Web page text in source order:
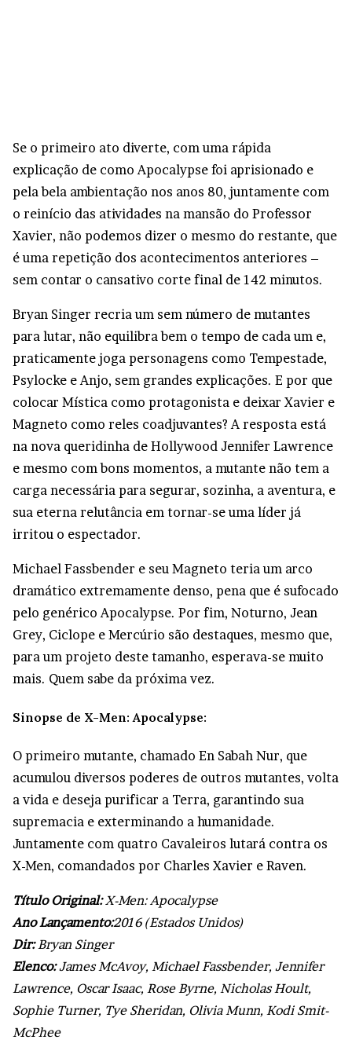
Se o primeiro ato diverte, com uma rápida
explicação de como Apocalypse foi aprisionado e
pela bela ambientação nos anos 80, juntamente com
o reinício das atividades na mansão do Professor
Xavier, não podemos dizer o mesmo do restante, que
é uma repetição dos acontecimentos anteriores –
sem contar o cansativo corte final de 142 minutos.
Bryan Singer recria um sem número de mutantes
para lutar, não equilibra bem o tempo de cada um e,
praticamente joga personagens como Tempestade,
Psylocke e Anjo, sem grandes explicações. E por que
colocar Mística como protagonista e deixar Xavier e
Magneto como reles coadjuvantes? A resposta está
na nova queridinha de Hollywood Jennifer Lawrence
e mesmo com bons momentos, a mutante não tem a
carga necessária para segurar, sozinha, a aventura, e
sua eterna relutância em tornar-se uma líder já
irritou o espectador.
Michael Fassbender e seu Magneto teria um arco
dramático extremamente denso, pena que é sufocado
pelo genérico Apocalypse. Por fim, Noturno, Jean
Grey, Ciclope e Mercúrio são destaques, mesmo que,
para um projeto deste tamanho, esperava-se muito
mais. Quem sabe da próxima vez.
Sinopse de X-Men: Apocalypse:
O primeiro mutante, chamado En Sabah Nur, que
acumulou diversos poderes de outros mutantes, volta
a vida e deseja purificar a Terra, garantindo sua
supremacia e exterminando a humanidade.
Juntamente com quatro Cavaleiros lutará contra os
X-Men, comandados por Charles Xavier e Raven.
Título Original:X-Men: Apocalypse
Ano Lançamento:2016 (Estados Unidos)
Dir:Bryan Singer
Elenco:James McAvoy, Michael Fassbender, Jennifer
Lawrence, Oscar Isaac, Rose Byrne, Nicholas Hoult,
Sophie Turner, Tye Sheridan, Olivia Munn, Kodi Smit-
McPhee